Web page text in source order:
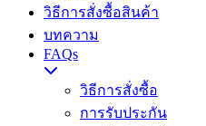
วิธีการสั่งซื้อสินค้า
บทความ
FAQs
วิธีการสั่งซื้อ
การรับประกัน